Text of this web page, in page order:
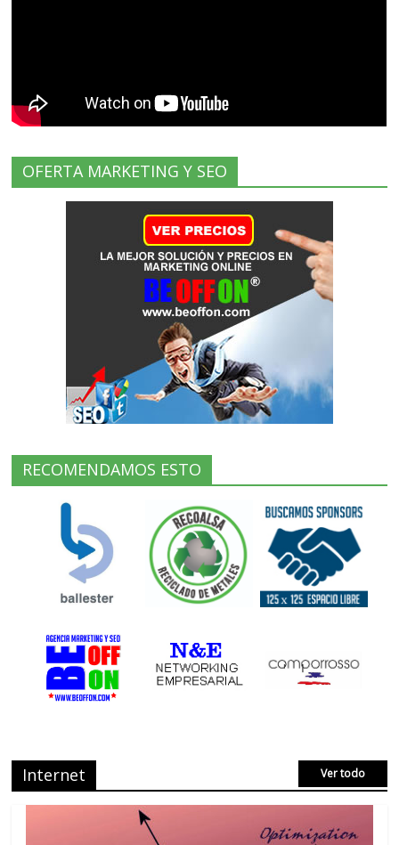
OFERTA MARKETING Y SEO
RECOMENDAMOS ESTO
Internet Ver todo